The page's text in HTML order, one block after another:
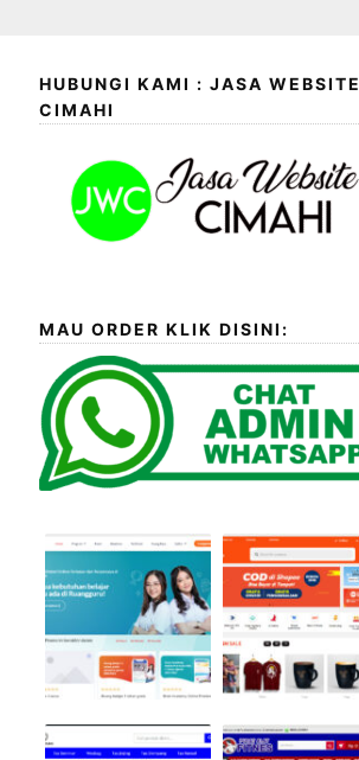
HUBUNGI KAMI : JASA WEBSITE
CIMAHI
MAU ORDER KLIK DISINI: